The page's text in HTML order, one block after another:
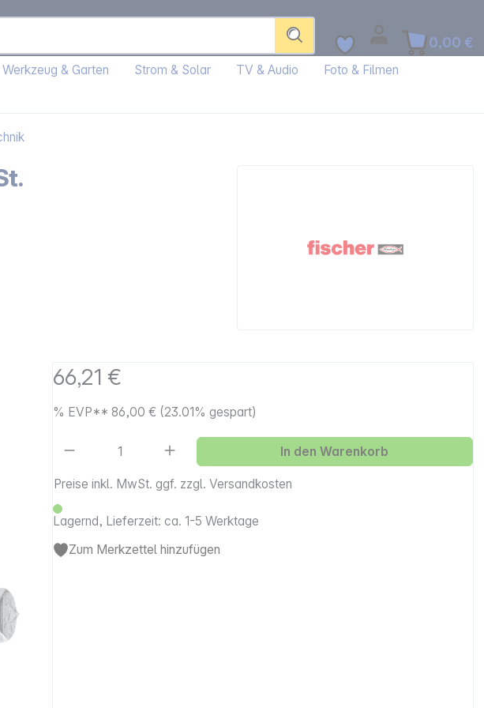
0,00 €
Werkzeug & Garten Strom & Solar TV & Audio
Foto & Filmen
66,21 €
% EVP** 86,00 € (23.01% gespart)
Preise inkl. MwSt. ggf. zzgl. Versandkosten
Lagernd, Lieferzeit: ca. 1-5 Werktage
Artikel Anzahl: Gib den gewünschten Wert ein
In den Warenkorb
Zum Merkzettel hinzufügen